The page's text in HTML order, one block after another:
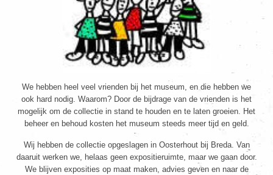
We hebben heel veel vrienden bij het museum, en die hebben we
ook hard nodig. Waarom? Door de bijdrage van de vrienden is het
mogelijk om de collectie in stand te houden en te laten groeien. Het
beheer en behoud kosten het museum steeds meer tijd en geld.
Wij hebben de collectie opgeslagen in Oosterhout bij Breda. Van
daaruit werken we, helaas geen expositieruimte, maar we gaan door.
We blijven exposities op maat maken, advies geven en naar de